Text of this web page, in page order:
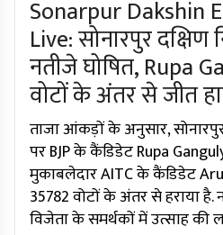
Sonarpur Dakshin
Live: सोनारपुर दक्षिण
नतीजे घोषित, Rupa
वोटों के अंतर से जीत
ताजा आंकड़ों के अनुसार,
पर BJP के कैंडिडेट Rupa
मुकाबलेदार AITC के कैंडिडेट
35782 वोटों के अंतर से हराया
विजेता के समर्थकों में उत्साह की